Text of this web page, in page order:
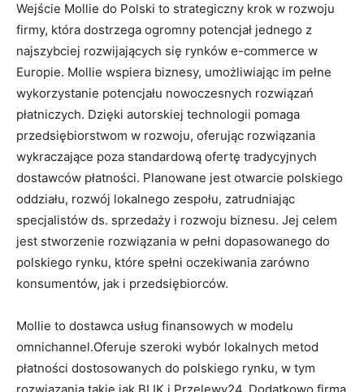
Wejście Mollie do Polski to strategiczny krok w rozwoju
firmy, która dostrzega ogromny potencjał jednego z
najszybciej rozwijających się rynków e-commerce w
Europie. Mollie wspiera biznesy, umożliwiając im pełne
wykorzystanie potencjału nowoczesnych rozwiązań
płatniczych. Dzięki autorskiej technologii pomaga
przedsiębiorstwom w rozwoju, oferując rozwiązania
wykraczające poza standardową ofertę tradycyjnych
dostawców płatności. Planowane jest otwarcie polskiego
oddziału, rozwój lokalnego zespołu, zatrudniając
specjalistów ds. sprzedaży i rozwoju biznesu. Jej celem
jest stworzenie rozwiązania w pełni dopasowanego do
polskiego rynku, które spełni oczekiwania zarówno
konsumentów, jak i przedsiębiorców.
Mollie to dostawca usług finansowych w modelu
omnichannel.Oferuje szeroki wybór lokalnych metod
płatności dostosowanych do polskiego rynku, w tym